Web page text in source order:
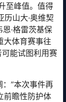
至峰值。值得
山大·奥维契
·格雷茨基保
大体育赛事往
能试图利用赛
”本次事件再
瞻性防护体